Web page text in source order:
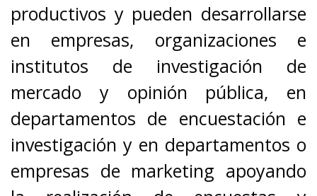
productivos y pueden desarrollarse
en empresas, organizaciones e
institutos de investigación de
mercado y opinión pública, en
departamentos de encuestación e
investigación y en departamentos o
empresas de marketing apoyando